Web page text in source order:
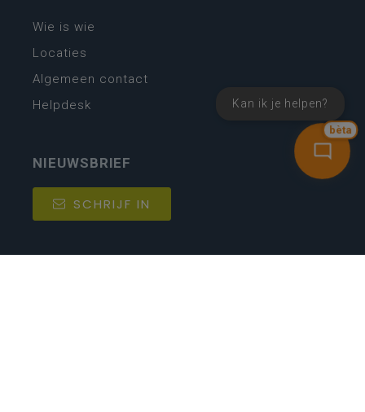
bèta
Kan ik je helpen?
Wie is wie
Locaties
Algemeen contact
Helpdesk
NIEUWSBRIEF
SCHRIJF IN